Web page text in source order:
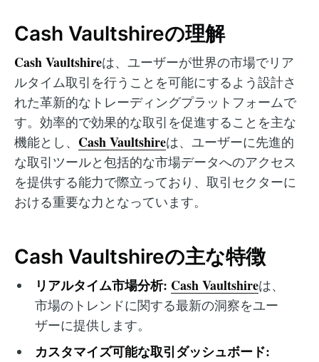
Cash Vaultshireの理解
Cash Vaultshireは、ユーザーが世界の市場でリア
ルタイム取引を行うことを可能にするよう設計さ
れた革新的なトレーディングプラットフォームで
す。効率的で効果的な取引を促進することを主な
機能とし、 Cash Vaultshireは、ユーザーに先進的
な取引ツールと包括的な市場データへのアクセス
を提供する能力で際立っており、取引セクターに
おける重要な力となっています。
Cash Vaultshireの主な特徴
リアルタイム市場分析: Cash Vaultshireは、
市場のトレンドに関する最新の洞察をユー
ザーに提供します。
カスタマイズ可能な取引ダッシュボード: